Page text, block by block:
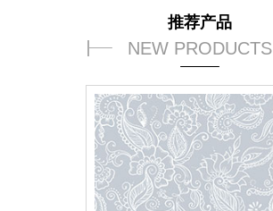
推荐产品
NEW PRODUCTS